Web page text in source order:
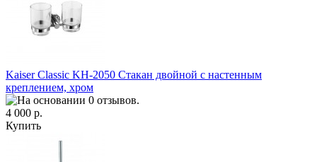
Kaiser Classic KH-2050 Стакан двойной с настенным
креплением, хром
4 000 р.
Купить